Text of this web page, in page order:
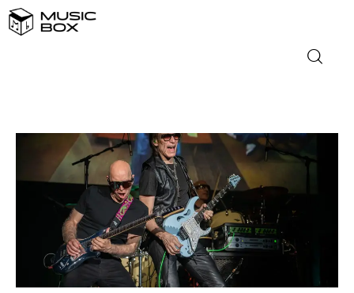
DOMAĆA GLAZBA
STRANA GLAZBA
FILM
MUSIC BOX